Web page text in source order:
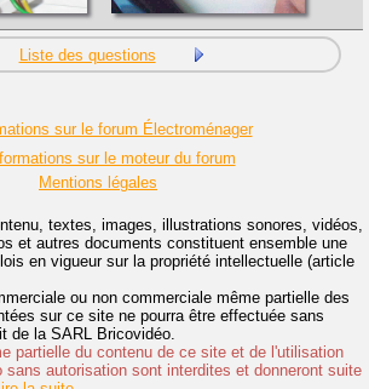
Liste des questions
sur le forum Électroménager
sur le moteur du forum
Mentions légales
textes, images, illustrations sonores, vidéos,
et autres documents constituent ensemble une
en vigueur sur la propriété intellectuelle (article
ou non commerciale même partielle des
sur ce site ne pourra être effectuée sans
de la SARL Bricovidéo.
partielle du contenu de ce site et de l'utilisation
sans autorisation sont interdites et donneront suite